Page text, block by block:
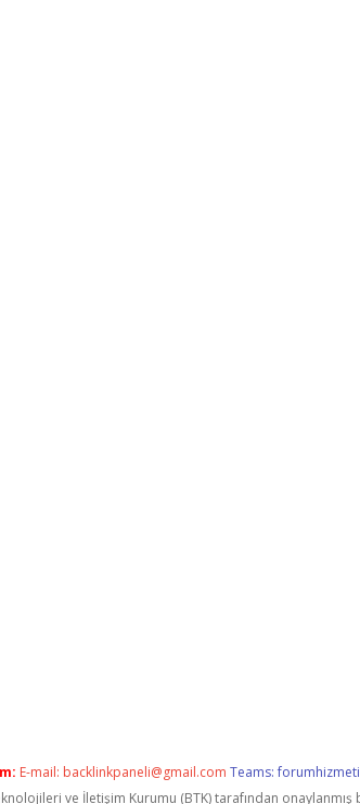
E-mail: backlinkpaneli@gmail.com Teams:
ve İletişim Kurumu (BTK) tarafından